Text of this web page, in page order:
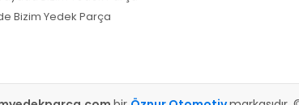
Bizim Yedek Parça